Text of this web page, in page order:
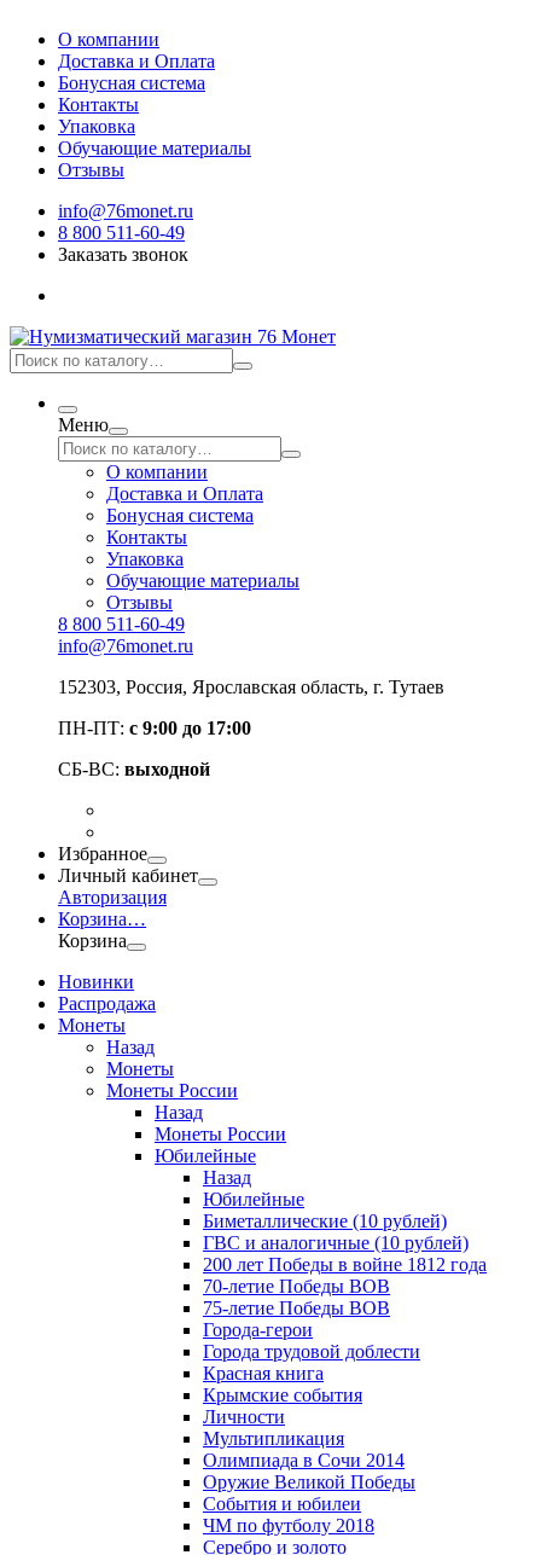
О компании
Доставка и Оплата
Бонусная система
Контакты
Упаковка
Обучающие материалы
Отзывы
info@76monet.ru
8 800 511-60-49
Заказать звонок
Меню
О компании
Доставка и Оплата
Бонусная система
Контакты
Упаковка
Обучающие материалы
Отзывы
8 800 511-60-49
info@76monet.ru
152303, Россия, Ярославская область, г. Тутаев
ПН-ПТ: с 9:00 до 17:00
СБ-ВС: выходной
Избранное
Личный кабинет
Авторизация
Корзина…
Корзина
Новинки
Распродажа
Монеты
Назад
Монеты
Монеты России
Назад
Монеты России
Юбилейные
Назад
Юбилейные
Биметаллические (10 рублей)
ГВС и аналогичные (10 рублей)
200 лет Победы в войне 1812 года
70-летие Победы ВОВ
75-летие Победы ВОВ
Города-герои
Города трудовой доблести
Красная книга
Крымские события
Личности
Мультипликация
Олимпиада в Сочи 2014
Оружие Великой Победы
События и юбилеи
ЧМ по футболу 2018
Серебро и золото